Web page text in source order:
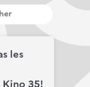
les
35!